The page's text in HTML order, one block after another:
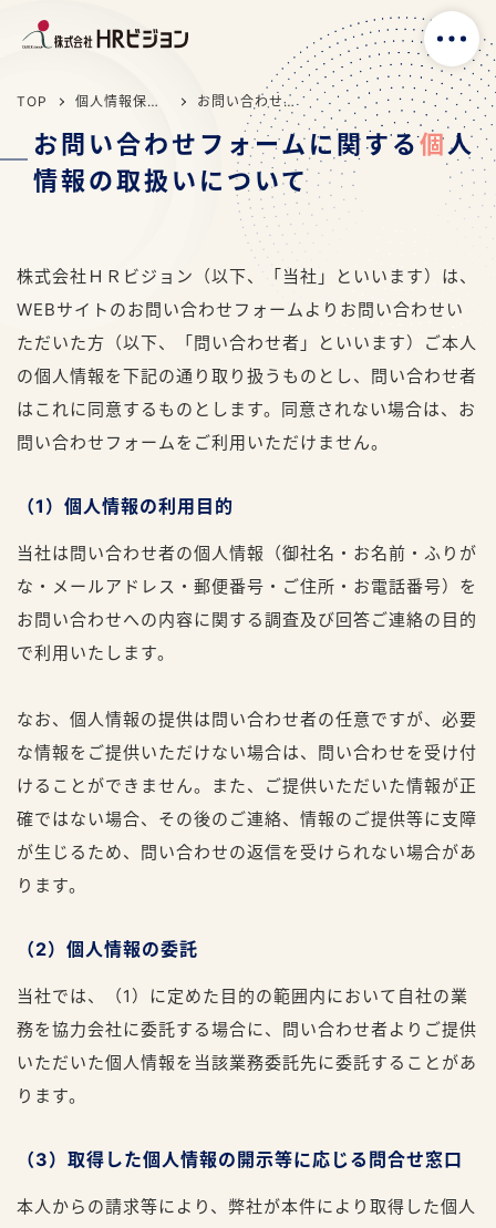
TOP 個人情報保護方針 お問い合わせフォームに関する個人情報の取扱いについて
お問い合わせフォームに関する個人
情報の取扱いについて
株式会社ＨＲビジョン（以下、「当社」といいます）は、
WEBサイトのお問い合わせフォームよりお問い合わせい
ただいた方（以下、「問い合わせ者」といいます）ご本人
の個人情報を下記の通り取り扱うものとし、問い合わせ者
はこれに同意するものとします。同意されない場合は、お
問い合わせフォームをご利用いただけません。
（1）個人情報の利用目的
当社は問い合わせ者の個人情報（御社名・お名前・ふりが
な・メールアドレス・郵便番号・ご住所・お電話番号）を
お問い合わせへの内容に関する調査及び回答ご連絡の目的
で利用いたします。
なお、個人情報の提供は問い合わせ者の任意ですが、必要
な情報をご提供いただけない場合は、問い合わせを受け付
けることができません。また、ご提供いただいた情報が正
確ではない場合、その後のご連絡、情報のご提供等に支障
が生じるため、問い合わせの返信を受けられない場合があ
ります。
（2）個人情報の委託
当社では、（1）に定めた目的の範囲内において自社の業
務を協力会社に委託する場合に、問い合わせ者よりご提供
いただいた個人情報を当該業務委託先に委託することがあ
ります。
（3）取得した個人情報の開示等に応じる問合せ窓口
本人からの請求等により、弊社が本件により取得した個人